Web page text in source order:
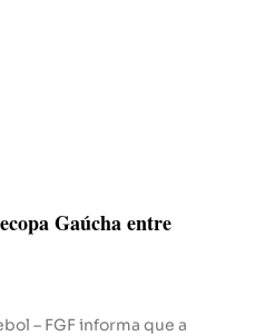
Gaúcha entre
– FGF informa que a